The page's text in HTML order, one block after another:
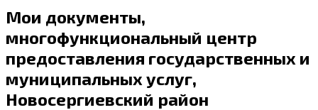
Мои документы,
многофункциональный центр
предоставления государственных и
муниципальных услуг,
Новосергиевский район